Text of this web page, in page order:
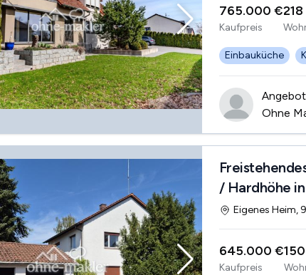
765.000 €
Kaufpreis
Einbauküche
Ohne
/ Hardhöhe
Lage
Eigenes Heim,
645.000 €
Kaufpreis